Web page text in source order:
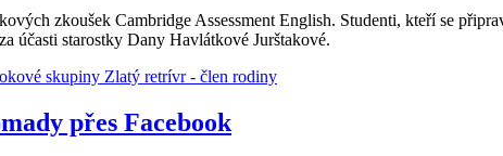
zkoušek Cambridge Assessment English. Studenti, kteří se
účasti starostky Dany Havlátkové Jurštakové.
přes Facebook